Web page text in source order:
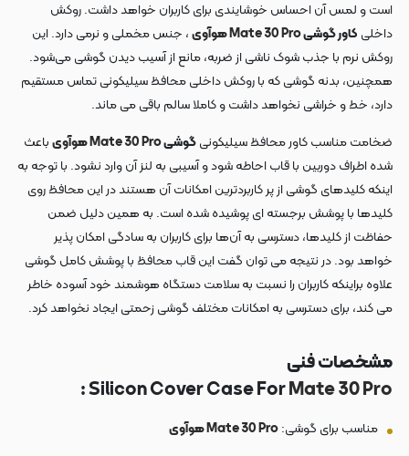
است و لمس آن احساس خوشایندی برای کاربران خواهد داشت. روکش
داخلی کاور گوشیMate 30 Proهوآوی، جنس مخملی و نرمی دارد. این
روکش نرم با جذب شوک ناشی از ضربه، مانع از آسیب دیدن گوشی می‌شود.
همچنین، بدنه گوشی که با روکش داخلی محافظ سیلیکونی تماس مستقیم
دارد، خط و خراشی نخواهد داشت و کاملا سالم باقی می ماند.
ضخامت مناسب کاور محافظ سیلیکونیگوشیMate 30 Proهوآویباعث
شده اطراف دوربین با قاب احاطه شود و آسیبی به لنز آن وارد نشود. با توجه به
اینکه کلیدهای گوشی از پر کاربردترین امکانات آن هستند در این محافظ روی
کلیدها با پوشش برجسته ای پوشیده شده است. به همین دلیل ضمن
حفاظت از کلیدها، دسترسی به آن‌ها برای کاربران به سادگی امکان پذیر
خواهد بود. در نتیجه می توان گفت این قاب محافظ با پوشش کامل گوشی
علاوه براینکه کاربران را نسبت به سلامت دستگاه هوشمند خود آسوده خاطر
می کند، برای دسترسی به امکانات مختلف گوشی زحمتی ایجاد نخواهد کرد.
مشخصات فنی
Silicon Cover Case ForMate 30 Pro
:
مناسب برای گوشی:Mate 30 Proهوآوی